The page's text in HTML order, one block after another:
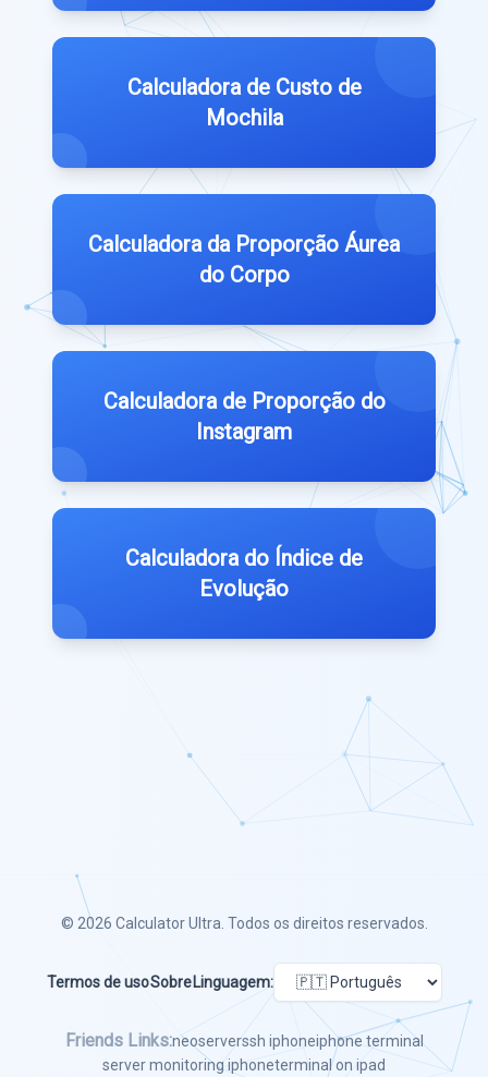
Calculadora de Custo de
Mochila
Calculadora da Proporção Áurea
do Corpo
Calculadora de Proporção do
Instagram
Calculadora do Índice de
Evolução
© 2026 Calculator Ultra. Todos os direitos reservados.
Termos de usoSobre Linguagem:
Friends Links:neoserverssh iphoneiphone terminal
server monitoring iphoneterminal on ipad